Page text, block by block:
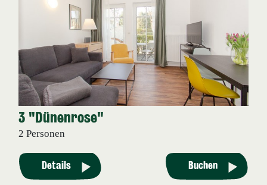
3 "Dünenrose"
2 Personen
Details Buchen